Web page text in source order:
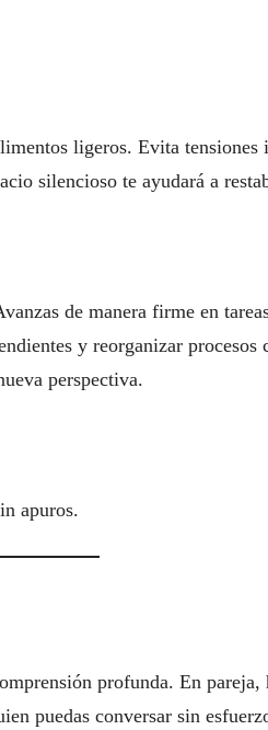
ligeros. Evita tensiones
silencioso te ayudará a
de manera firme en
y reorganizar
perspectiva.
apuros.
profunda. En pareja,
puedas conversar sin